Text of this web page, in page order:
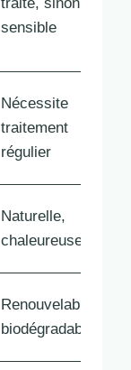
sensible
Nécessite
traitement
régulier
Naturelle,
chaleureuse
Renouvelable,
biodégradable